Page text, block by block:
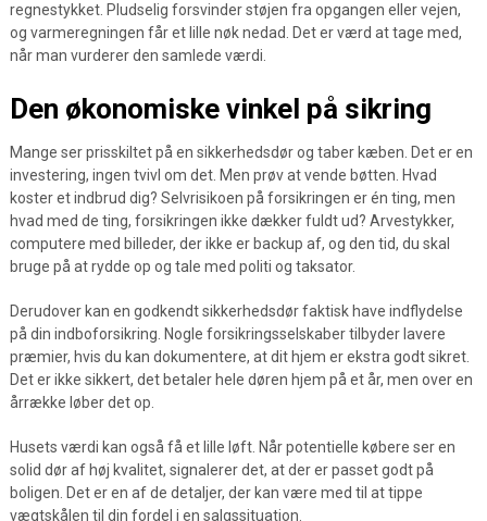
regnestykket. Pludselig forsvinder støjen fra opgangen eller vejen,
og varmeregningen får et lille nøk nedad. Det er værd at tage med,
når man vurderer den samlede værdi.
Den økonomiske vinkel på sikring
Mange ser prisskiltet på en sikkerhedsdør og taber kæben. Det er en
investering, ingen tvivl om det. Men prøv at vende bøtten. Hvad
koster et indbrud dig? Selvrisikoen på forsikringen er én ting, men
hvad med de ting, forsikringen ikke dækker fuldt ud? Arvestykker,
computere med billeder, der ikke er backup af, og den tid, du skal
bruge på at rydde op og tale med politi og taksator.
Derudover kan en godkendt sikkerhedsdør faktisk have indflydelse
på din indboforsikring. Nogle forsikringsselskaber tilbyder lavere
præmier, hvis du kan dokumentere, at dit hjem er ekstra godt sikret.
Det er ikke sikkert, det betaler hele døren hjem på et år, men over en
årrække løber det op.
Husets værdi kan også få et lille løft. Når potentielle købere ser en
solid dør af høj kvalitet, signalerer det, at der er passet godt på
boligen. Det er en af de detaljer, der kan være med til at tippe
vægtskålen til din fordel i en salgssituation.